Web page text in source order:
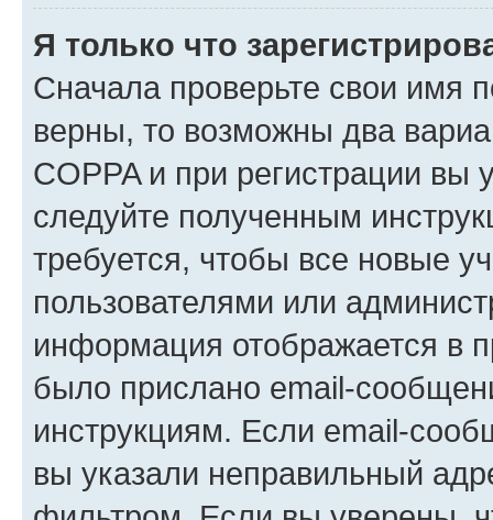
Я только что
Сначала проверьте свои имя
верны, то возможны два
COPPA и при регистрации вы
следуйте полученным
требуется, чтобы все новые
пользователями или
информация отображается в
было прислано email-
инструкциям. Если email-
вы указали неправильный